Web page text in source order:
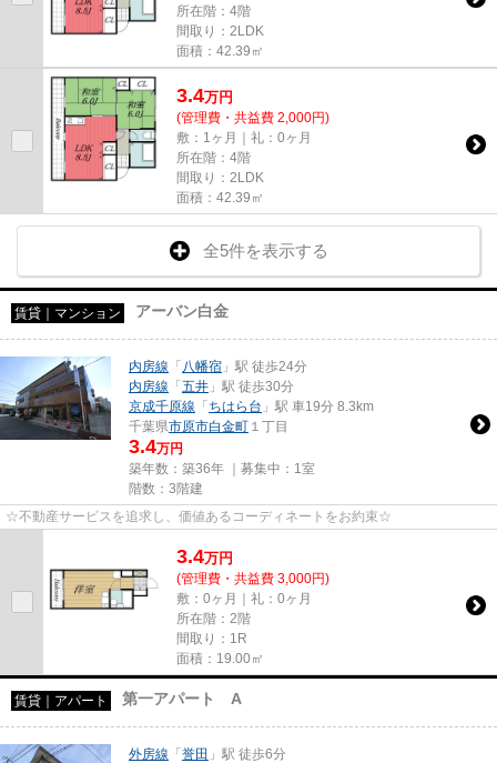
所在階：4階
間取り：2LDK
面積：42.39㎡
3.4万円
(管理費・共益費 2,000円)
敷：1ヶ月｜礼：0ヶ月
所在階：4階
間取り：2LDK
面積：42.39㎡
全5件を表示する
賃貸｜マンション アーバン白金
内房線 「 八幡宿 」駅 徒歩24分
内房線 「五井 」駅 徒歩30分
京成千原線 「ちはら台 」駅 車19分 8.3km
千葉県市原市白金町 １丁目
3.4万円
築年数：築36年 ｜募集中： 1室
階数：3階建
☆不動産サービスを追求し、価値あるコーディネートをお約束☆
3.4万円
(管理費・共益費 3,000円)
敷：0ヶ月｜礼：0ヶ月
所在階：2階
間取り：1R
面積：19.00㎡
賃貸｜アパート 第一アパート A
外房線 「誉田 」駅 徒歩6分